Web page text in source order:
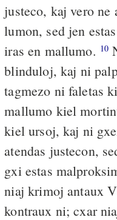
justeco, kaj vero ne
lumon, sed jen
iras en mallumo. 10
blinduloj, kaj ni
tagmezo ni faletas
mallumo kiel
kiel ursoj, kaj ni
atendas justecon,
gxi estas
niaj krimoj antaux
kontraux ni; cxar